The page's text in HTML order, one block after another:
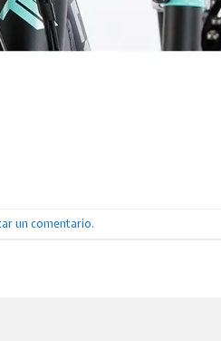
un comentario.